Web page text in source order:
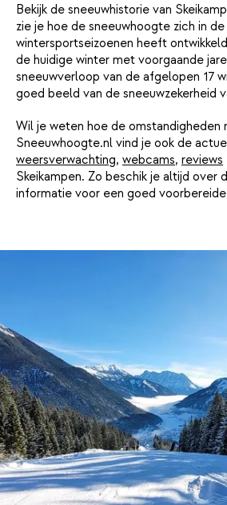
Bekijk de sneeuwhistorie van
zie je hoe de sneeuwhoogte zich in
wintersportseizoenen heeft
de huidige winter met voorgaande
sneeuwverloop van de afgelopen 17
goed beeld van de sneeuwzekerheid
Wil je weten hoe de omstandigheden
Sneeuwhoogte.nl vind je ook de
weersverwachting, webcams, reviews
Skeikampen. Zo beschik je altijd over
informatie voor een goed